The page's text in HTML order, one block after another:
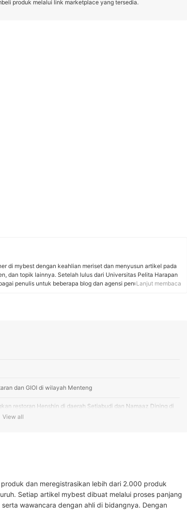
produk melalui link marketplace yang tersedia.
di mybest dengan keahlian meriset dan menyusun artikel pada
dan topik lainnya. Setelah lulus dari Universitas Pelita Harapan
penulis untuk beberapa blog dan agensi penulisan. Saat ini,
Lanjut membaca
dan GIOI di wilayah Menteng
restoran Henshin di daerah Setiabudi dan Namaaz Dining di
buffet, pertimbangkan Shaburi & Kintan atau Signatures
View all
dan meregistrasikan lebih dari 2.000 produk
Setiap artikel mybest dibuat melalui proses panjang
wawancara dengan ahli di bidangnya. Dengan